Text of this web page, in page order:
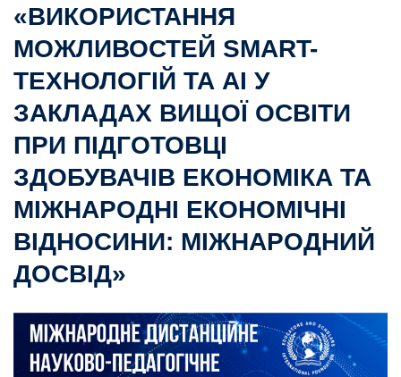
«ВИКОРИСТАННЯ
МОЖЛИВОСТЕЙ SMART-
ТЕХНОЛОГІЙ ТА AI У
ЗАКЛАДАХ ВИЩОЇ ОСВІТИ
ПРИ ПІДГОТОВЦІ
ЗДОБУВАЧІВ ЕКОНОМІКА ТА
МІЖНАРОДНІ ЕКОНОМІЧНІ
ВІДНОСИНИ: МІЖНАРОДНИЙ
ДОСВІД»